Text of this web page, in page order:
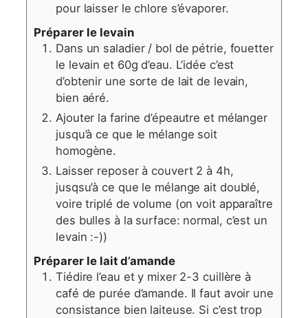
pour laisser le chlore s’évaporer.
Préparer le levain
Dans un saladier / bol de pétrie, fouetter
le levain et 60g d’eau. L’idée c’est
d’obtenir une sorte de lait de levain,
bien aéré.
Ajouter la farine d’épeautre et mélanger
jusqu’à ce que le mélange soit
homogène.
Laisser reposer à couvert 2 à 4h,
jusqsu’à ce que le mélange ait doublé,
voire triplé de volume (on voit apparaître
des bulles à la surface: normal, c’est un
levain :-))
Préparer le lait d’amande
Tiédire l’eau et y mixer 2-3 cuillère à
café de purée d’amande. Il faut avoir une
consistance bien laiteuse. Si c’est trop